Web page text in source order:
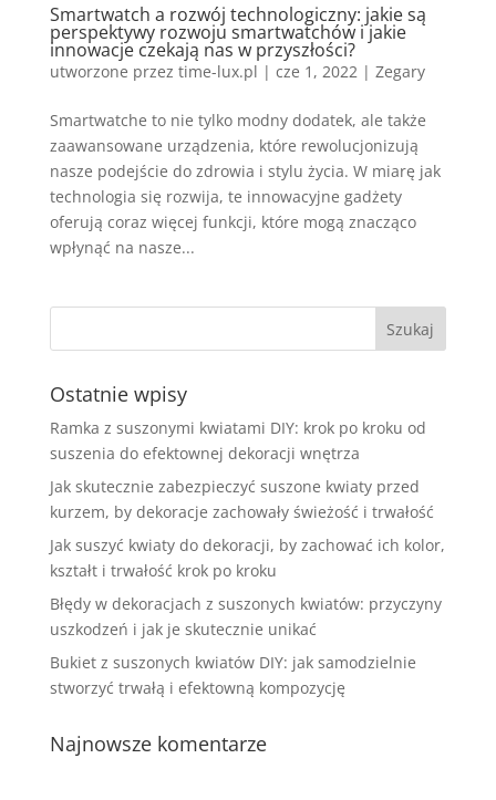
Smartwatch a rozwój technologiczny: jakie są
perspektywy rozwoju smartwatchów i jakie
innowacje czekają nas w przyszłości?
utworzone przez time-lux.pl | cze 1, 2022| Zegary
Smartwatche to nie tylko modny dodatek, ale także
zaawansowane urządzenia, które rewolucjonizują
nasze podejście do zdrowia i stylu życia. W miarę jak
technologia się rozwija, te innowacyjne gadżety
oferują coraz więcej funkcji, które mogą znacząco
wpłynąć na nasze...
Ostatnie wpisy
Ramka z suszonymi kwiatami DIY: krok po kroku od
suszenia do efektownej dekoracji wnętrza
Jak skutecznie zabezpieczyć suszone kwiaty przed
kurzem, by dekoracje zachowały świeżość i trwałość
Jak suszyć kwiaty do dekoracji, by zachować ich kolor,
kształt i trwałość krok po kroku
Błędy w dekoracjach z suszonych kwiatów: przyczyny
uszkodzeń i jak je skutecznie unikać
Bukiet z suszonych kwiatów DIY: jak samodzielnie
stworzyć trwałą i efektowną kompozycję
Najnowsze komentarze